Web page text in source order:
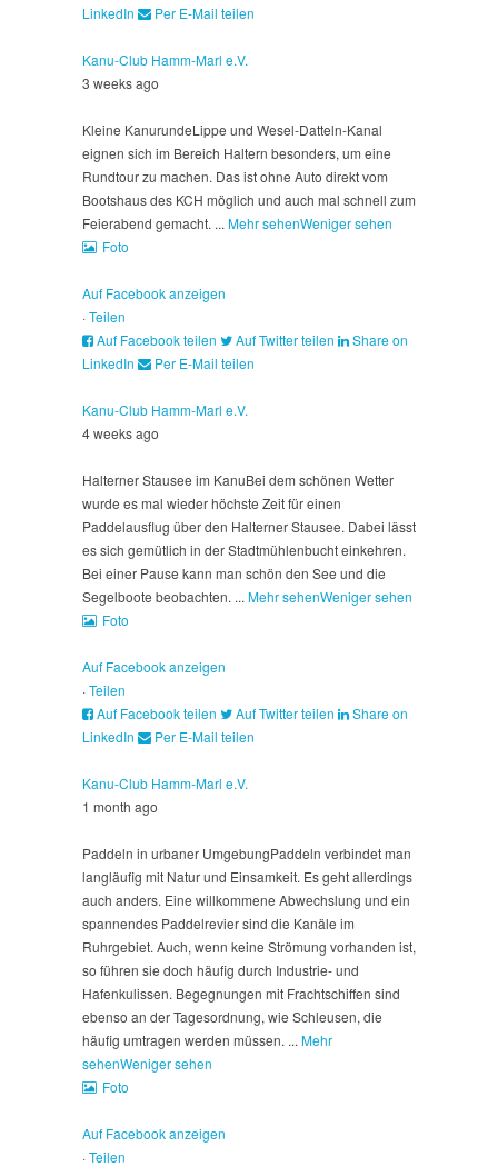
LinkedIn
Per E-Mail teilen
Kanu-Club Hamm-Marl e.V.
3 weeks ago
Kleine KanurundeLippe und Wesel-Datteln-Kanal
eignen sich im Bereich Haltern besonders, um eine
Rundtour zu machen. Das ist ohne Auto direkt vom
Bootshaus des KCH möglich und auch mal schnell zum
Feierabend gemacht. ... Mehr sehenWeniger sehen
Foto
Auf Facebook anzeigen
·Teilen
Auf Facebook teilen
Auf Twitter teilen
Share on
LinkedIn
Per E-Mail teilen
Kanu-Club Hamm-Marl e.V.
4 weeks ago
Halterner Stausee im KanuBei dem schönen Wetter
wurde es mal wieder höchste Zeit für einen
Paddelausflug über den Halterner Stausee. Dabei lässt
es sich gemütlich in der Stadtmühlenbucht einkehren.
Bei einer Pause kann man schön den See und die
Segelboote beobachten. ... Mehr sehenWeniger sehen
Foto
Auf Facebook anzeigen
·Teilen
Auf Facebook teilen
Auf Twitter teilen
Share on
LinkedIn
Per E-Mail teilen
Kanu-Club Hamm-Marl e.V.
1 month ago
Paddeln in urbaner UmgebungPaddeln verbindet man
langläufig mit Natur und Einsamkeit. Es geht allerdings
auch anders. Eine willkommene Abwechslung und ein
spannendes Paddelrevier sind die Kanäle im
Ruhrgebiet. Auch, wenn keine Strömung vorhanden ist,
so führen sie doch häufig durch Industrie- und
Hafenkulissen. Begegnungen mit Frachtschiffen sind
ebenso an der Tagesordnung, wie Schleusen, die
häufig umtragen werden müssen. ... Mehr
sehenWeniger sehen
Foto
Auf Facebook anzeigen
·Teilen